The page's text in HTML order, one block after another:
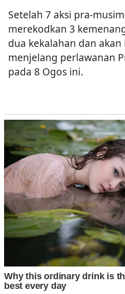
Setelah 7 aksi pra-
merekodkan 3
dua kekalahan dan
menjelang perlawanan
pada 8 Ogos ini.